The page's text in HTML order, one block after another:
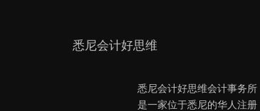
悉尼会计好思维
悉尼会计好思维会计事务所
是一家位于悉尼的华人注册